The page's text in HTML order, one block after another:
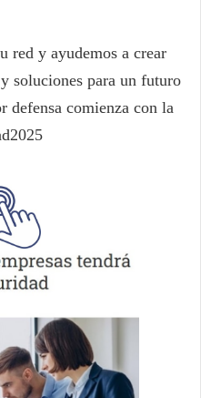
red y ayudemos a crear
soluciones para un futuro
defensa comienza con la